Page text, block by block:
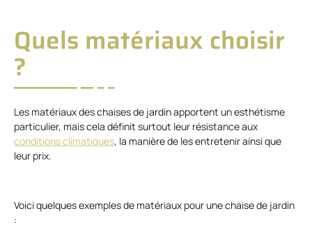
Quels matériaux choisir
?
Les matériaux des chaises de jardin apportent un esthétisme
particulier, mais cela définit surtout leur résistance aux
conditions climatiques, la manière de les entretenir ainsi que
leur prix.
Voici quelques exemples de matériaux pour une chaise de jardin
: